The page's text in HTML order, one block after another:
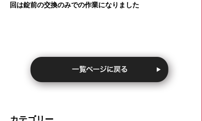
回は錠前の交換のみでの作業になりました